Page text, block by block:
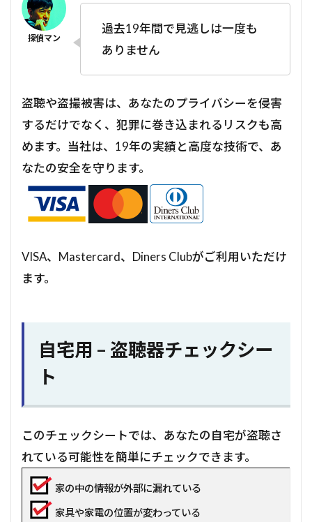
過去19年間で見逃しは一度も
ありません
盗聴や盗撮被害は、あなたのプライバシーを侵害
するだけでなく、犯罪に巻き込まれるリスクも高
めます。当社は、19年の実績と高度な技術で、あ
なたの安全を守ります。
VISA、Mastercard、Diners Clubがご利用いただけ
ます。
自宅用 – 盗聴器チェックシー
ト
このチェックシートでは、あなたの自宅が盗聴さ
れている可能性を簡単にチェックできます。
家の中の情報が外部に漏れている
家具や家電の位置が変わっている